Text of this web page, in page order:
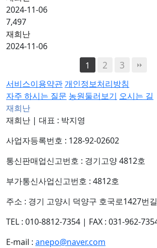
2024-11-06
7,497
재희난
2024-11-06
1
2 3
서비스이용약관 개인정보처리방침
자주 하시는 질문 농원둘러보기 오시는 길
재희난
재희난 | 대표 : 박지영
사업자등록번호 : 128-92-02602
통신판매업신고번호 : 경기고양 4812호
부가통신사업신고번호 : 4812호
주소 : 경기 고양시 덕양구 호국로1427번
TEL : 010-8812-7354 | FAX : 031-962-
E-mail : anepo@naver.com